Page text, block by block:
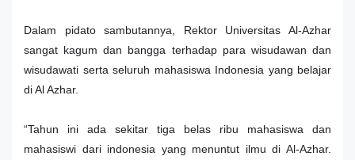
Dalam pidato sambutannya, Rektor Universitas Al-Azhar
sangat kagum dan bangga terhadap para wisudawan dan
wisudawati serta seluruh mahasiswa Indonesia yang belajar
di Al Azhar.
“Tahun ini ada sekitar tiga belas ribu mahasiswa dan
mahasiswi dari indonesia yang menuntut ilmu di Al-Azhar.